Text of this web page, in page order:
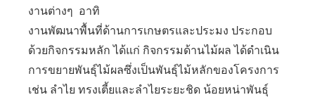
งานต่างๆ อาทิ
งานพัฒนาพื้นที่ด้านการเกษตรและประมง ประกอบ
ด้วยกิจกรรมหลัก ได้แก่ กิจกรรมด้านไม้ผล ได้ดำเนิน
การขยายพันธุ์ไม้ผลซึ่งเป็นพันธุ์ไม้หลักของโครงการ
เช่น ลำไย ทรงเตี้ยและลำไยระยะชิด น้อยหน่าพันธุ์